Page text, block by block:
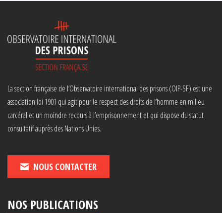
La section française de l’Observatoire international des prisons (OIP-SF) est une
association loi 1901 qui agit pour le respect des droits de l’homme en milieu
carcéral et un moindre recours à l’emprisonnement et qui dispose du statut
consultatif auprès des Nations Unies.
NOUS CONTACTER
NOS PUBLICATIONS